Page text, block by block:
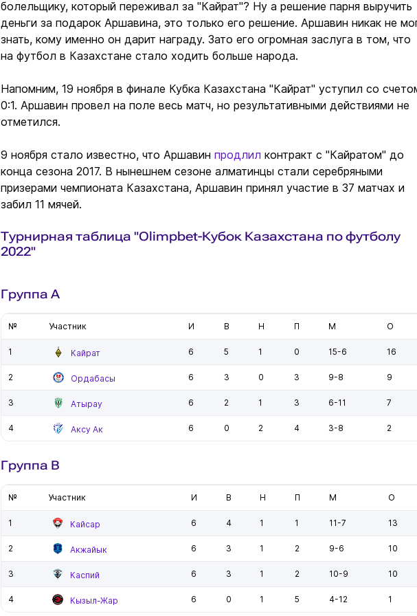
болельщику, который переживал за "Кайрат"? Ну а решение парня выручить
деньги за подарок Аршавина, это только его решение. Аршавин никак не
знать, кому именно он дарит награду. Зато его огромная заслуга в том, что
на футбол в Казахстане стало ходить больше народа.
Напомним, 19 ноября в финале Кубка Казахстана "Кайрат" уступил со
0:1. Аршавин провел на поле весь матч, но результативными действиями не
отметился.
9 ноября стало известно, что Аршавин продлил контракт с "Кайратом" до
конца сезона 2017. В нынешнем сезоне алматинцы стали серебряными
призерами чемпионата Казахстана, Аршавин принял участие в 37 матчах и
забил 11 мячей.
Турнирная таблица "Olimpbet-Кубок Казахстана по футболу
2022"
Группа A
№ Участник И В Н П М О
1 Кайрат 6 5 1 0 15-6 16
2 Ордабасы 6 3 0 3 9-8 9
3 Атырау 6 2 1 3 6-11 7
4 Аксу Ак 6 0 2 4 3-8 2
Группа B
№ Участник И В Н П М О
1 Кайсар 6 4 1 1 11-7 13
2 Акжайык 6 3 1 2 9-6 10
3 Каспий 6 3 1 2 10-9 10
4 Кызыл-Жар 6 0 1 5 4-12 1